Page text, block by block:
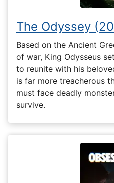
The Odyssey
Based on the Ancient
of war, King Odysseus
to reunite with his
is far more treacherous
must face deadly
survive.